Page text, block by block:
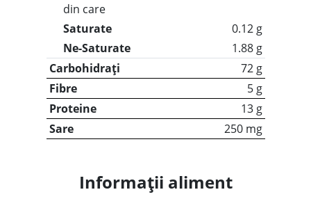
din care
Saturate
0.12 g
Ne-Saturate
1.88 g
Carbohidrați
72 g
Fibre
5 g
Proteine
13 g
Sare
250 mg
Informații aliment